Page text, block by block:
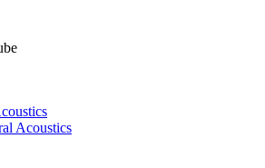
Acoustics